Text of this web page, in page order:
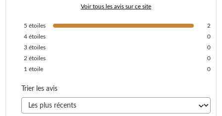
Voir tous les avis sur ce site
5 étoiles
2
4 étoiles
0
3 étoiles
0
2 étoiles
0
1 étoile 0
Trier les avis